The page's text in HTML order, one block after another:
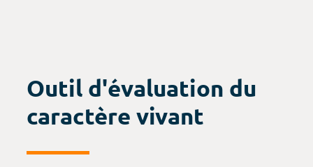
Outil d'évaluation du
caractère vivant